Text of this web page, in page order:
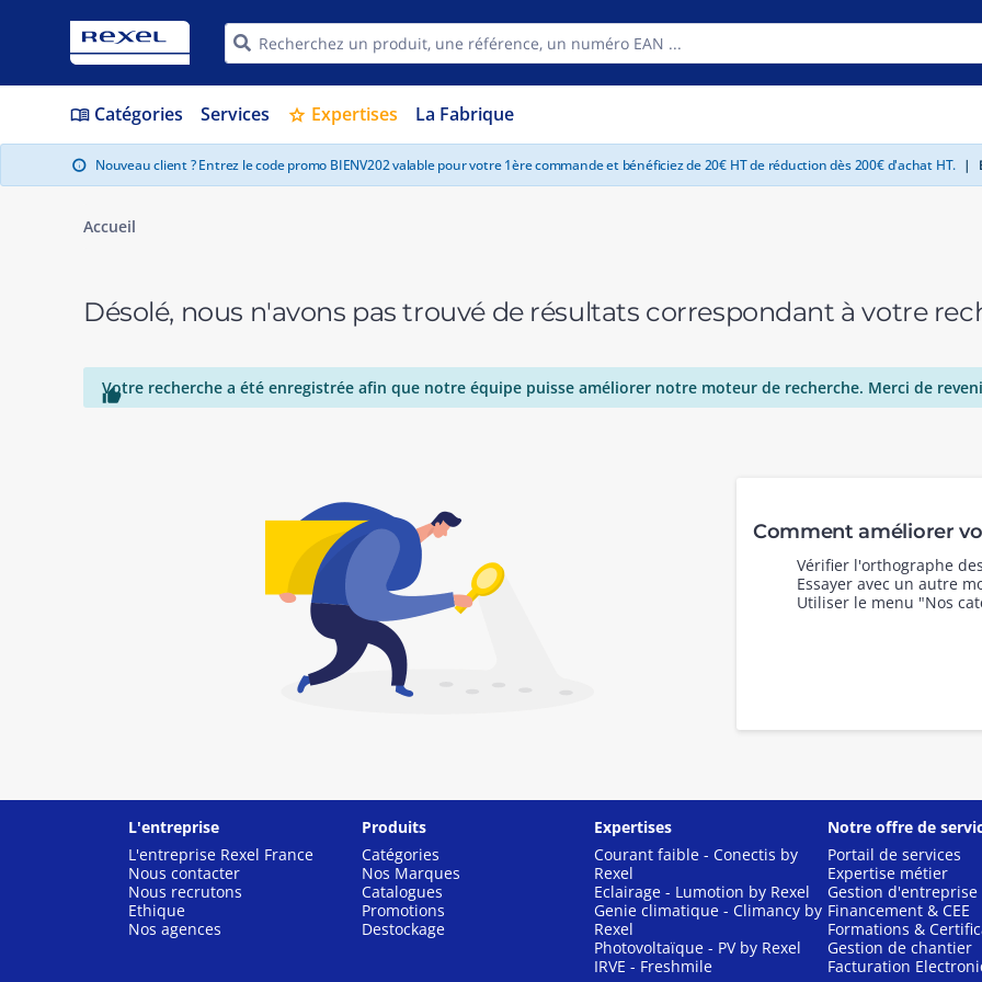
menu_book Catégories Services star Expertises La Fabrique
info Nouveau client ? Entrez le code promo BIENV202 valable pour votre 1ère commande et bénéficiez de 20€ HT de réduction dès 200€ d'achat HT. |
Accueil
Désolé, nous n'avons pas trouvé de résultats correspondant à votre

Votre recherche a été enregistrée afin que notre équipe puisse améliorer notre moteur de recherche. Merci de
Comment améliorer
Vérifier l'orthographe
Essayer avec un autre
Utiliser le menu "Nos
L'entreprise
L'entreprise Rexel France
Nous contacter
Nous recrutons
Ethique
Nos agences
Produits
Catégories
Nos Marques
Catalogues
Promotions
Destockage
Expertises
Courant faible - Conectis by
Rexel
Eclairage - Lumotion by Rexel
Genie climatique - Climancy by
Rexel
Photovoltaïque - PV by Rexel
IRVE - Freshmile
Notre offre de
Portail de services
Expertise métier
Gestion d'entreprise
Financement & CEE
Formations &
Gestion de chantier
Facturation